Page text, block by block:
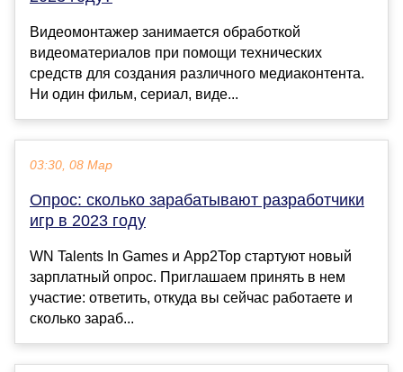
Видеомонтажер занимается обработкой
видеоматериалов при помощи технических
средств для создания различного медиаконтента.
Ни один фильм, сериал, виде...
03:30, 08 Мар
Опрос: сколько зарабатывают разработчики
игр в 2023 году
WN Talents In Games и App2Top стартуют новый
зарплатный опрос. Приглашаем принять в нем
участие: ответить, откуда вы сейчас работаете и
сколько зараб...